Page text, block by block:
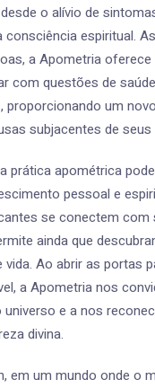
o alívio de
consciência espiritual.
a Apometria oferece
com questões de
proporcionando um
subjacentes de seus
prática apométrica
pessoal e
se conectem com
ainda que
Ao abrir as portas
a Apometria nos
e a nos
divina.
em um mundo onde o